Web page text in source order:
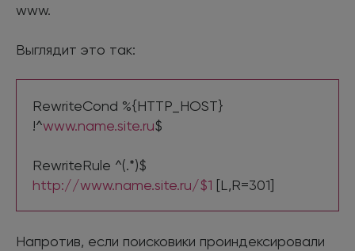
www.
Выглядит это так:
RewriteCond %{HTTP_HOST}
!^www.name.site.ru$
RewriteRule ^(.*)$
http://www.name.site.ru/$1 [L,R=301]
Напротив, если поисковики проиндексировали